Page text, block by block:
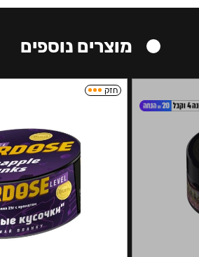
מוצרים נוספים
חזק